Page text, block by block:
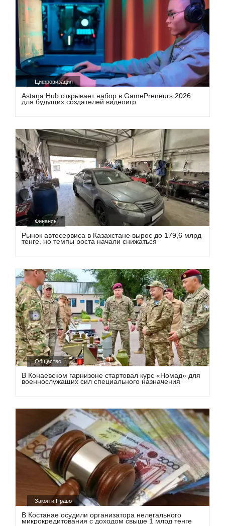
Цифровизация
Astana Hub открывает набор в GamePreneurs 2026
для будущих создателей видеоигр
Финансы
Рынок автосервиса в Казахстане вырос до 179,6 млрд
тенге, но темпы роста начали снижаться
Общество
В Конаевском гарнизоне стартовал курс «Номад» для
военнослужащих сил специального назначения
Закон и Право
В Костанае осудили организатора нелегального
микрокредитования с доходом свыше 1 млрд тенге